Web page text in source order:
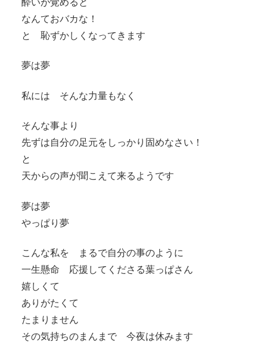
酔いが覚めると
なんておバカな！
と 恥ずかしくなってきます
夢は夢
私には そんな力量もなく
そんな事より
先ずは自分の足元をしっかり固めなさい！
と
天からの声が聞こえて来るようです
夢は夢
やっぱり夢
こんな私を まるで自分の事のように
一生懸命 応援してくださる葉っぱさん
嬉しくて
ありがたくて
たまりません
その気持ちのまんまで 今夜は休みます